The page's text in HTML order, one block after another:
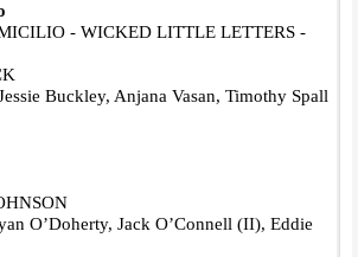
- WICKED LITTLE LETTERS -
Buckley, Anjana Vasan, Timothy Spall
O’Doherty, Jack O’Connell (II), Eddie